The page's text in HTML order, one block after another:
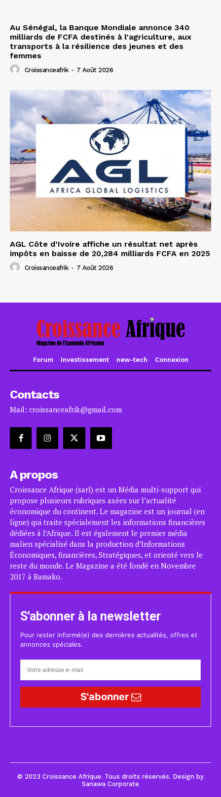
Au Sénégal, la Banque Mondiale annonce 340
milliards de FCFA destinés à l’agriculture, aux
transports à la résilience des jeunes et des
femmes
Croissanceafrik - 7 Août 2026
AGL Côte d’Ivoire affiche un résultat net après
impôts en baisse de 20,284 milliards FCFA en 2025
Croissanceafrik - 7 Août 2026
Forum Investissement new-tech Connexion
Contacts
Mail: croissanceafrik@gmail.com
A propos
Croissance Afrique (sarl) est un Média multi-support qui
propose plusieurs rubriques axées sur l’actualité
économique du continent. Le magazine est un journal (en
ligne) qui traite spécialement les informations financières
dédiées à l’Afrique. Il est également le premier média
malien spécialisé dans la production d’Informations
Économiques, financières, Stratégiques, et orienté vers le
reste du monde. Le Magazine a été fondé en Novembre
2017 à Bamako.
S'abonner à la newsletter
Pour rester informé(e) des dernières actualités, offres et
annonces spéciales.
S'abonner
© 2023 Croissance Afrique. Tous droits réservés. Design by
Sanawa Corporate